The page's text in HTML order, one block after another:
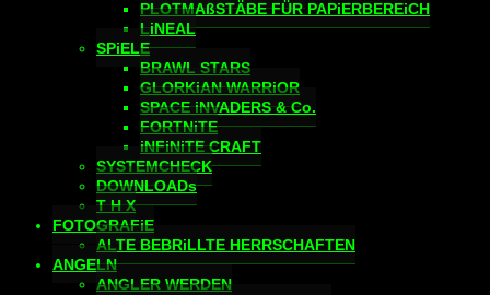
PLOTMAßSTÄBE FÜR PAPiERBEREiCH
LiNEAL
SPiELE
BRAWL STARS
GLORKiAN WARRiOR
SPACE iNVADERS & Co.
FORTNiTE
iNFiNiTE CRAFT
SYSTEMCHECK
DOWNLOADs
T H X
FOTOGRAFiE
ALTE BEBRiLLTE HERRSCHAFTEN
ANGELN
ANGLER WERDEN